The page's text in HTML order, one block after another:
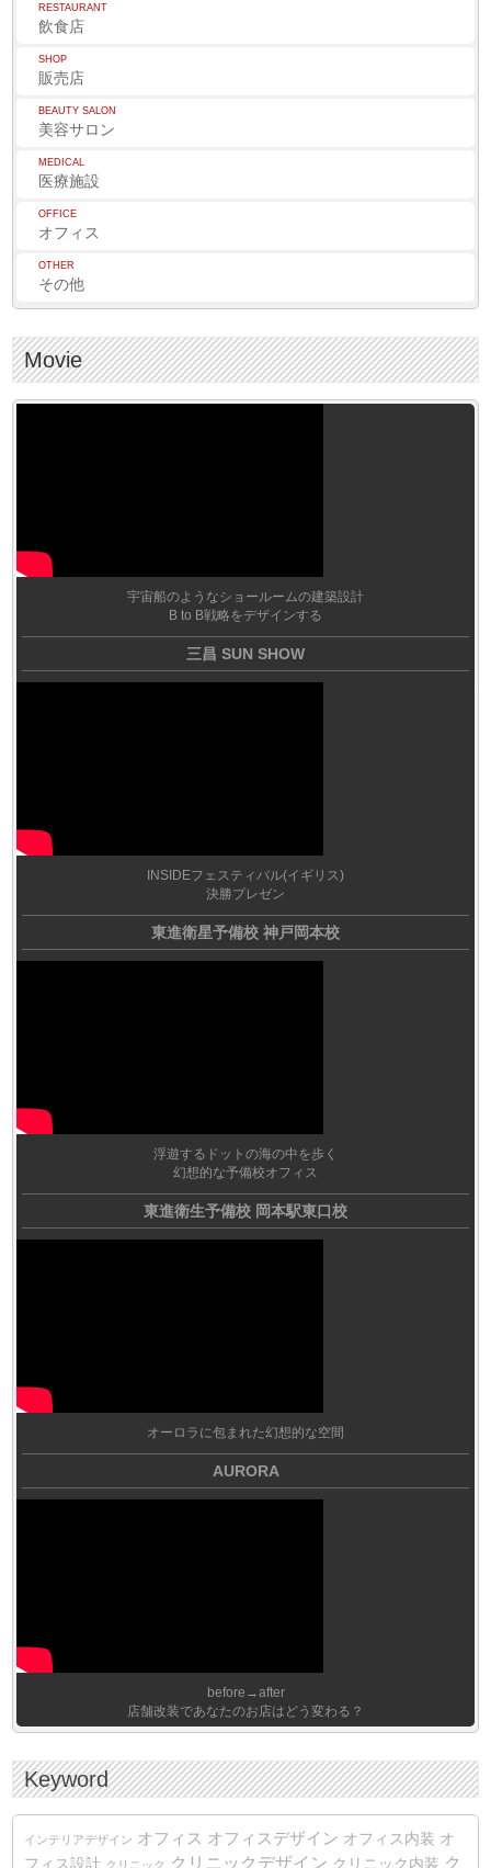
RESTAURANT
飲食店
SHOP
販売店
BEAUTY SALON
美容サロン
MEDICAL
医療施設
OFFICE
オフィス
OTHER
その他
Movie
宇宙船のようなショールームの建築設計
B to B戦略をデザインする
三昌 SUN SHOW
INSIDEフェスティバル(イギリス)
決勝プレゼン
東進衛星予備校 神戸岡本校
浮遊するドットの海の中を歩く
幻想的な予備校オフィス
東進衛生予備校 岡本駅東口校
オーロラに包まれた幻想的な空間
AURORA
before→after
店舗改装であなたのお店はどう変わる？
Keyword
インテリアデザイン オフィス オフィスデザイン オフィス内装 オ
フィス設計 クリニック クリニックデザイン クリニック内装 ク